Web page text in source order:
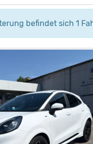
befindet sich 1